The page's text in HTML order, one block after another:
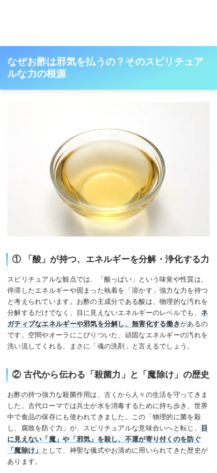
なぜお酢は邪気を払うの？そのスピリチュア
ルな力の根源
① 「酸」が持つ、エネルギーを分解・浄化する力
スピリチュアルな観点では、「酸っぱい」という味覚や性質は、
停滞したエネルギーや固まった執着を「溶かす」強力な力を持つ
と考えられています。お酢の主成分である酸は、物理的な汚れを
分解するだけでなく、目に見えないエネルギーのレベルでも、 ネ
ガティブなエネルギーや邪気を分解し、無害化する働きがあるの
です。空間やオーラにこびりついた、頑固なエネルギーの汚れを
洗い流してくれる、まさに「魂の洗剤」と言えるでしょう。
② 古代から伝わる「殺菌力」と「魔除け」の歴史
お酢の持つ強力な殺菌作用は、古くから人々の生活を守ってきま
した。古代ローマでは兵士が水を消毒するために持ち歩き、世界
中で食品の保存にも使われてきました。この「物理的に菌を殺
し、腐敗を防ぐ力」が、スピリチュアルな意味合いへと転じ、
目
に見えない「魔」や「邪気」を殺し、不運が寄り付くのを防ぐ
「魔除け」 として、神聖な儀式やお清めに用いられてきた歴史が
あります。